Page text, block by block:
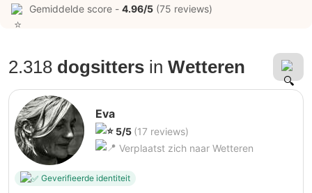
Gemiddelde score - 4.96/5 (75 reviews)
2.318 dogsitters in Wetteren
Eva
5/5 (17 reviews)
Verplaatst zich naar Wetteren
Geverifieerde identiteit